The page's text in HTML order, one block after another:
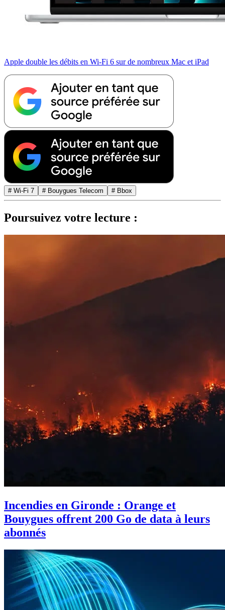
Apple double les débits en Wi-Fi 6 sur de nombreux Mac et iPad
# Wi-Fi 7 # Bouygues Telecom # Bbox
Poursuivez votre lecture :
Incendies en Gironde : Orange et
Bouygues offrent 200 Go de data à leurs
abonnés